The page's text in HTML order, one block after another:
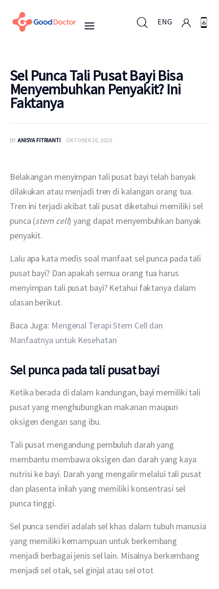
ENG
ENG
Untuk Bisnis
Berita
Layanan
Sel Punca Tali Pusat Bayi Bisa
Menyembuhkan Penyakit? Ini
Faktanya
BY ANISYA FITRIANTI OKTOBER 20, 2020
Belakangan menyimpan tali pusat bayi telah banyak
dilakukan atau menjadi tren di kalangan orang tua.
Tren ini terjadi akibat tali pusat diketahui memiliki sel
punca (stem cell) yang dapat menyembuhkan banyak
penyakit.
Lalu apa kata medis soal manfaat sel punca pada tali
pusat bayi? Dan apakah semua orang tua harus
menyimpan tali pusat bayi? Ketahui faktanya dalam
ulasan berikut.
Baca Juga: Mengenal Terapi Stem Cell dan
Manfaatnya untuk Kesehatan
Sel punca pada tali pusat bayi
Ketika berada di dalam kandungan, bayi memiliki tali
pusat yang menghubungkan makanan maupun
oksigen dengan sang ibu.
Tali pusat mengandung pembuluh darah yang
membantu membawa oksigen dan darah yang kaya
nutrisi ke bayi. Darah yang mengalir melalui tali pusat
dan plasenta inilah yang memiliki konsentrasi sel
punca tinggi.
Sel punca sendiri adalah sel khas dalam tubuh manusia
yang memiliki kemampuan untuk berkembang
menjadi berbagai jenis sel lain. Misalnya berkembang
menjadi sel otak, sel ginjal atau sel otot